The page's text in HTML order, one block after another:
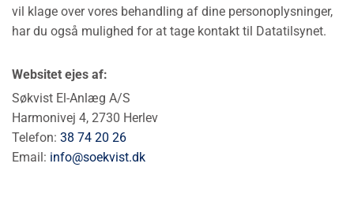
vil klage over vores behandling af dine personoplysninger,
har du også mulighed for at tage kontakt til Datatilsynet.
Websitet ejes af:
Søkvist El-Anlæg A/S
Harmonivej 4, 2730 Herlev
Telefon: 38 74 20 26
Email: info@soekvist.dk